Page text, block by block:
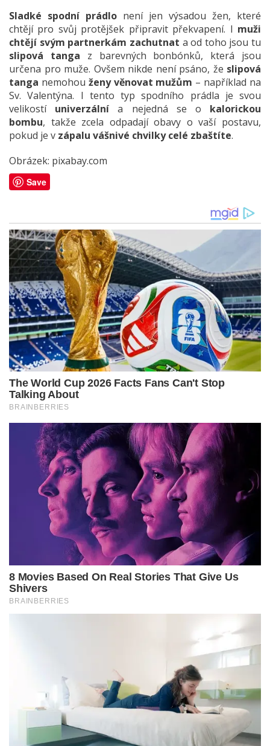
Sladké spodní prádlo není jen výsadou žen, které
chtějí pro svůj protějšek připravit překvapení. I muži
chtějí svým partnerkám zachutnat a od toho jsou tu
slipová tanga z barevných bonbónků, která jsou
určena pro muže. Ovšem nikde není psáno, že slipová
tanga nemohou ženy věnovat mužům – například na
Sv. Valentýna. I tento typ spodního prádla je svou
velikostí univerzální a nejedná se o kalorickou
bombu, takže zcela odpadají obavy o vaší postavu,
pokud je v zápalu vášnivé chvilky celé zbaštíte.
Obrázek: pixabay.com
Save